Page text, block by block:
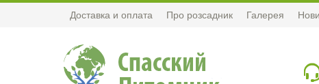
Доставка и оплата Про розсадник Галерея